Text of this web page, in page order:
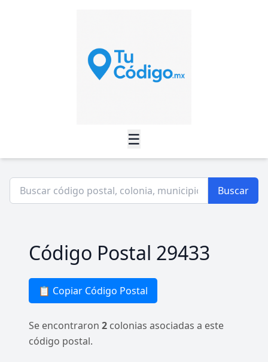
☰
Buscar
Código Postal 29433
📋 Copiar Código Postal
Se encontraron 2 colonias asociadas a este
código postal.